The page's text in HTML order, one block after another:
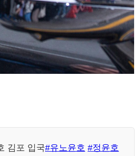
김포 입국#유노윤호 #정윤호